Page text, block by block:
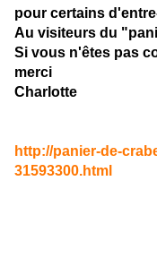
pour certains
Au visiteurs du
Si vous n'êtes pas
merci
Charlotte
http://panier-de-
31593300.html